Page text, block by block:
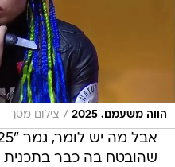
הווה משעמם. 2025 / צילום מסך
שהובטח בה כבר בתכנית